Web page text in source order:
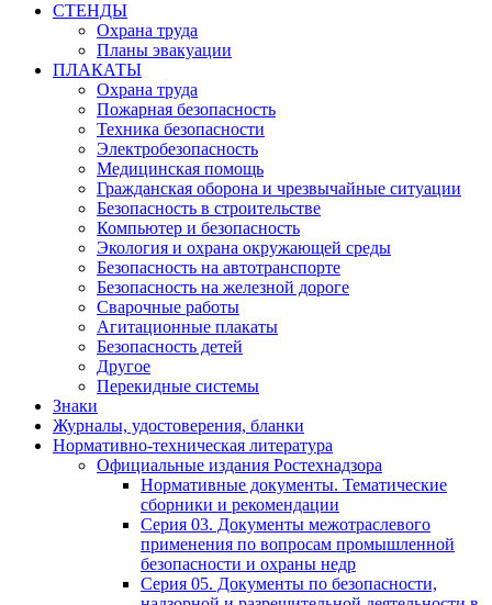
СТЕНДЫ
Охрана труда
Планы эвакуации
ПЛАКАТЫ
Охрана труда
Пожарная безопасность
Техника безопасности
Электробезопасность
Медицинская помощь
Гражданская оборона и чрезвычайные ситуации
Безопасность в строительстве
Компьютер и безопасность
Экология и охрана окружающей среды
Безопасность на автотранспорте
Безопасность на железной дороге
Сварочные работы
Агитационные плакаты
Безопасность детей
Другое
Перекидные системы
Знаки
Журналы, удостоверения, бланки
Нормативно-техническая литература
Официальные издания Ростехнадзора
Нормативные документы. Тематические
сборники и рекомендации
Серия 03. Документы межотраслевого
применения по вопросам промышленной
безопасности и охраны недр
Серия 05. Документы по безопасности,